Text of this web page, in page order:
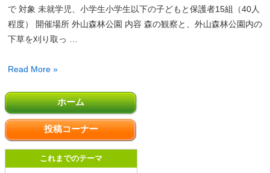
ホーム
投稿コーナー
これまでのテーマ
で 対象 未就学児、小学生小学生以下の子どもと保護者15組（40人
程度） 開催場所 外山森林公園 内容 森の観察と、外山森林公園内の
下草を刈り取っ …
【6
13
日
開
催】
Read More »